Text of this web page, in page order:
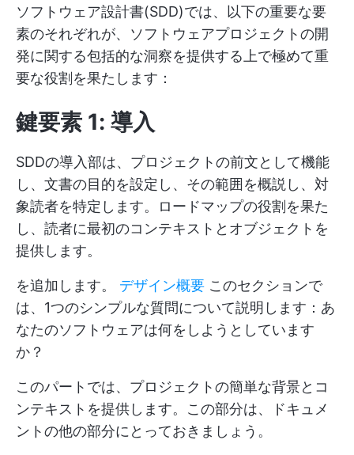
ソフトウェア設計書(SDD)では、以下の重要な要
素のそれぞれが、ソフトウェアプロジェクトの開
発に関する包括的な洞察を提供する上で極めて重
要な役割を果たします：
鍵要素 1: 導入
SDDの導入部は、プロジェクトの前文として機能
し、文書の目的を設定し、その範囲を概説し、対
象読者を特定します。ロードマップの役割を果た
し、読者に最初のコンテキストとオブジェクトを
提供します。
を追加します。 デザイン概要 このセクションで
は、1つのシンプルな質問について説明します：あ
なたのソフトウェアは何をしようとしています
か？
このパートでは、プロジェクトの簡単な背景とコ
ンテキストを提供します。この部分は、ドキュメ
ントの他の部分にとっておきましょう。